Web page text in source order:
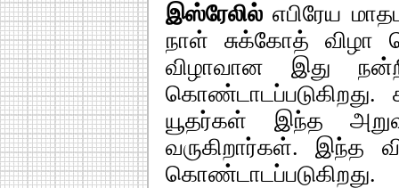
இஸ்ரேலில்எபிரேய
நாள் சுக்கோத் விழா
விழாவான இது
யூதர்கள் இந்த
வருகிறார்கள். இந்த
கொண்டாடப்படுகிறது.